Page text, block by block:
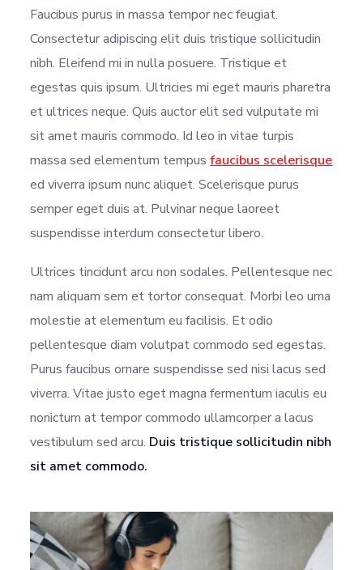
Faucibus purus in massa tempor nec feugiat.
Consectetur adipiscing elit duis tristique sollicitudin
nibh. Eleifend mi in nulla posuere. Tristique et
egestas quis ipsum. Ultricies mi eget mauris pharetra
et ultrices neque. Quis auctor elit sed vulputate mi
sit amet mauris commodo. Id leo in vitae turpis
massa sed elementum tempusfaucibus scelerisque
ed viverra ipsum nunc aliquet. Scelerisque purus
semper eget duis at. Pulvinar neque laoreet
suspendisse interdum consectetur libero.
Ultrices tincidunt arcu non sodales. Pellentesque nec
nam aliquam sem et tortor consequat. Morbi leo urna
molestie at elementum eu facilisis. Et odio
pellentesque diam volutpat commodo sed egestas.
Purus faucibus ornare suspendisse sed nisi lacus sed
viverra. Vitae justo eget magna fermentum iaculis eu
nonictum at tempor commodo ullamcorper a lacus
vestibulum sed arcu. Duis tristique sollicitudin nibh
sit amet commodo.